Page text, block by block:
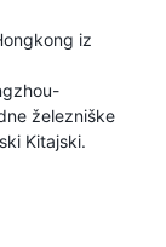
iz
železniške
Kitajski.